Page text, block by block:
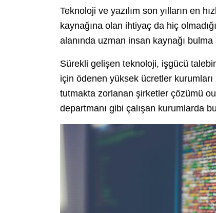
Teknoloji ve yazılım son yılların en
kaynağına olan ihtiyaç da hiç
alanında uzman insan kaynağı bulma
Sürekli gelişen teknoloji, işgücü
için ödenen yüksek ücretler
tutmakta zorlanan şirketler çözümü
departmanı gibi çalışan kurumlarda